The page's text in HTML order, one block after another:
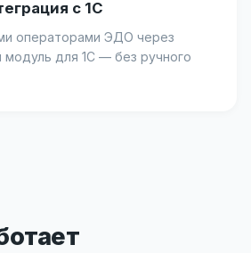
с 1С
операторами ЭДО через
модуль для 1С — без ручного